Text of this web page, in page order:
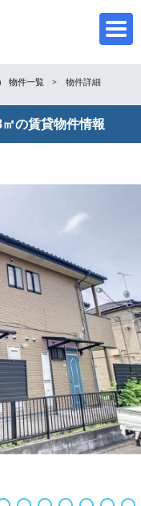
物件一覧 物件詳細
の賃貸物件情報